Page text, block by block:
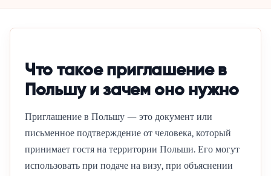
Что такое приглашение в
Польшу и зачем оно нужно
Приглашение в Польшу — это документ или
письменное подтверждение от человека, который
принимает гостя на территории Польши. Его могут
использовать при подаче на визу, при объяснении